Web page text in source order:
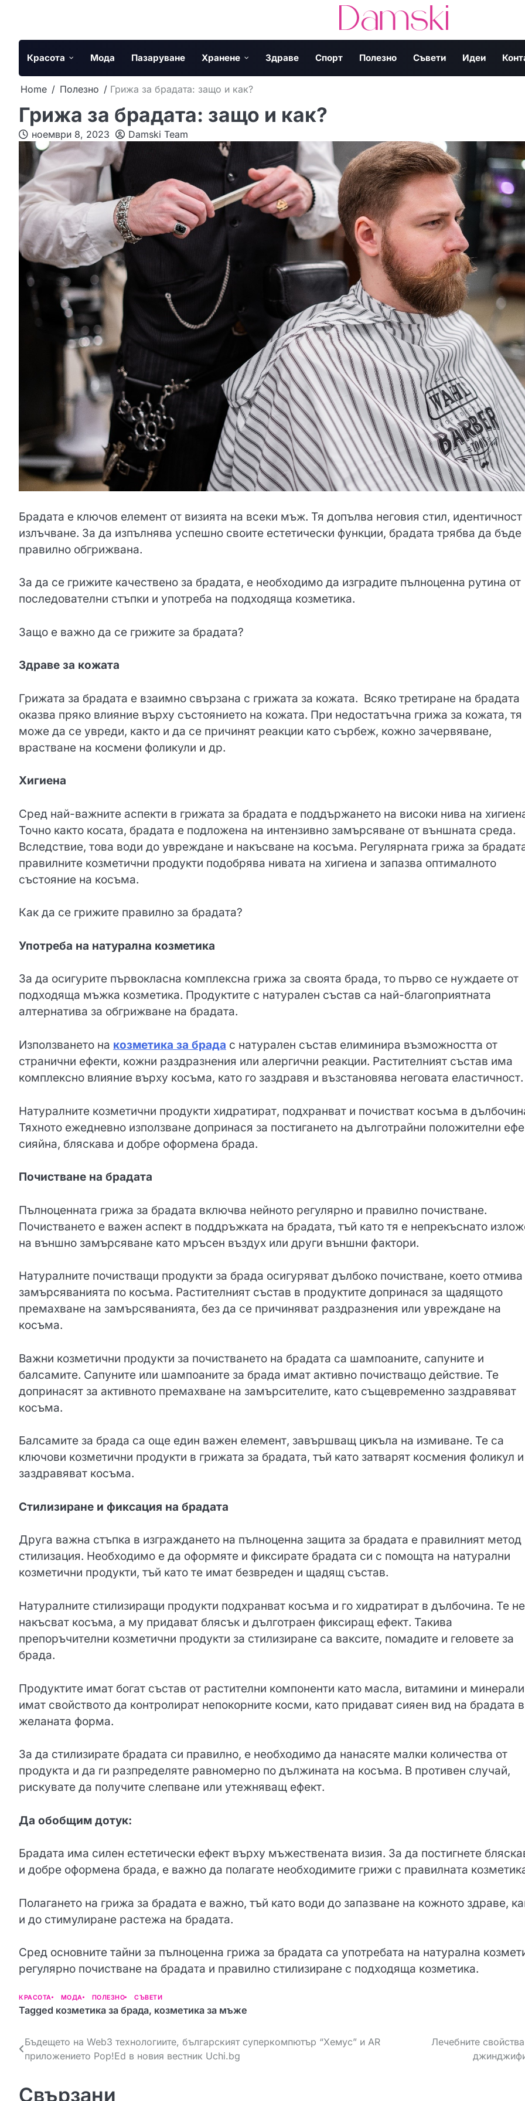
Красота Мода Пазаруване Хранене Здраве Спорт Полезно Съвети Идеи
Home Полезно Грижа за брадата: защо и как?
Грижа за брадата: защо и как?
ноември 8, 2023 Damski Team
Брадата е ключов елемент от визията на всеки мъж. Тя допълва неговия стил, идентичност
излъчване. За да изпълнява успешно своите естетически функции, брадата трябва да бъде
правилно обгрижвана.
За да се грижите качествено за брадата, е необходимо да изградите пълноценна рутина от
последователни стъпки и употреба на подходяща козметика.
Защо е важно да се грижите за брадата?
Здраве за кожата
Грижата за брадата е взаимно свързана с грижата за кожата. Всяко третиране на брадата
оказва пряко влияние върху състоянието на кожата. При недостатъчна грижа за кожата, тя
може да се увреди, както и да се причинят реакции като сърбеж, кожно зачервяване,
врастване на космени фоликули и др.
Хигиена
Сред най-важните аспекти в грижата за брадата е поддържането на високи нива на
Точно както косата, брадата е подложена на интензивно замърсяване от външната среда.
Вследствие, това води до увреждане и накъсване на косъма. Регулярната грижа за
правилните козметични продукти подобрява нивата на хигиена и запазва оптималното
състояние на косъма.
Как да се грижите правилно за брадата?
Употреба на натурална козметика
За да осигурите първокласна комплексна грижа за своята брада, то първо се нуждаете от
подходяща мъжка козметика. Продуктите с натурален състав са най-благоприятната
алтернатива за обгрижване на брадата.
Използването на козметика за брада с натурален състав елиминира възможността от
странични ефекти, кожни раздразнения или алергични реакции. Растителният състав има
комплексно влияние върху косъма, като го заздравя и възстановява неговата еластичност.
Натуралните козметични продукти хидратират, подхранват и почистват косъма в
Тяхното ежедневно използване допринася за постигането на дълготрайни положителни
сияйна, бляскава и добре оформена брада.
Почистване на брадата
Пълноценната грижа за брадата включва нейното регулярно и правилно почистване.
Почистването е важен аспект в поддръжката на брадата, тъй като тя е непрекъснато
на външно замърсяване като мръсен въздух или други външни фактори.
Натуралните почистващи продукти за брада осигуряват дълбоко почистване, което отмива
замърсяванията по косъма. Растителният състав в продуктите допринася за щадящото
премахване на замърсяванията, без да се причиняват раздразнения или увреждане на
косъма.
Важни козметични продукти за почистването на брадата са шампоаните, сапуните и
балсамите. Сапуните или шампоаните за брада имат активно почистващо действие. Те
допринасят за активното премахване на замърсителите, като същевременно заздравяват
косъма.
Балсамите за брада са още един важен елемент, завършващ цикъла на измиване. Те са
ключови козметични продукти в грижата за брадата, тъй като затварят космения фоликул и
заздравяват косъма.
Стилизиране и фиксация на брадата
Друга важна стъпка в изграждането на пълноценна защита за брадата е правилният метод
стилизация. Необходимо е да оформяте и фиксирате брадата си с помощта на натурални
козметични продукти, тъй като те имат безвреден и щадящ състав.
Натуралните стилизиращи продукти подхранват косъма и го хидратират в дълбочина. Те не
накъсват косъма, а му придават блясък и дълготраен фиксиращ ефект. Такива
препоръчителни козметични продукти за стилизиране са ваксите, помадите и геловете за
брада.
Продуктите имат богат състав от растителни компоненти като масла, витамини и
имат свойството да контролират непокорните косми, като придават сияен вид на брадата в
желаната форма.
За да стилизирате брадата си правилно, е необходимо да нанасяте малки количества от
продукта и да ги разпределяте равномерно по дължината на косъма. В противен случай,
рискувате да получите слепване или утежняващ ефект.
Да обобщим дотук:
Брадата има силен естетически ефект върху мъжествената визия. За да постигнете
и добре оформена брада, е важно да полагате необходимите грижи с правилната
Полагането на грижа за брадата е важно, тъй като води до запазване на кожното здраве,
и до стимулиране растежа на брадата.
Сред основните тайни за пълноценна грижа за брадата са употребата на натурална
регулярно почистване на брадата и правилно стилизиране с подходяща козметика.
КРАСОТА МОДА ПОЛЕЗНО СЪВЕТИ
Tagged козметика за брада, козметика за мъже
Н
в
Бъдещето на Web3 технологиите, българският суперкомпютър “Хемус” и AR
приложението Pop!Ed в новия вестник Uchi.bg
Лечебните
Свързани